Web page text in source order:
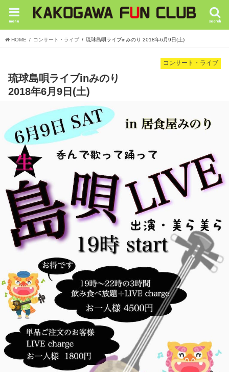
search
menu
HOME コンサート・ライブ 琉球島唄ライブinみのり 2018年6月9日(土)
コンサート・ライブ
琉球島唄ライブinみのり
2018年6月9日(土)